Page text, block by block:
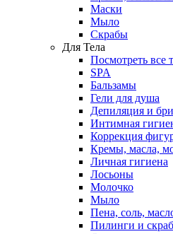
Маски
Мыло
Скрабы
Для Тела
Посмотреть все
SPA
Бальзамы
Гели для душа
Депиляция и
Интимная
Коррекция
Кремы, масла,
Личная гигиена
Лосьоны
Молочко
Мыло
Пена, соль,
Пилинги и